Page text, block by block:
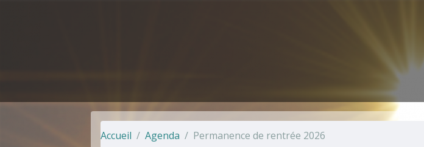
Accueil Agenda Permanence de rentrée 2026